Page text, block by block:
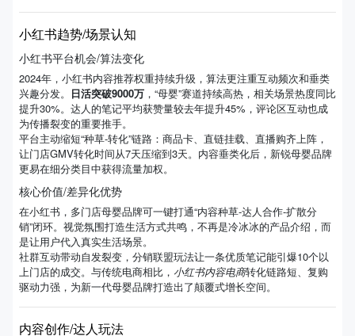
小红书趋势/场景认知
小红书平台机会/算法变化
2024年，小红书内容推荐权重持续升级，算法更注重互动频次和垂类
兴趣分发。 日活突破9000万 ，“母婴”赛道持续高热，相关场景热度同比
提升30%。达人的笔记平均获赞量较去年提升45%，评论区互动也成
为传播裂变的重要推手。
平台主动缩短“种草-转化”链路：商品卡、直链挂载、直播购齐上阵，
让门店GMV转化时间从7天压缩到3天。内容垂类化后，新锐母婴品牌
更易在细分类目中获得流量加权。
核心价值/差异化优势
在小红书，多门店母婴品牌可一键打通“内容种草-达人合作-扩散分
销”闭环。视觉氛围打造生活方式共鸣，不再是冷冰冰的产品介绍，而
是让用户代入真实生活场景。
社群互动带动自发裂变，分销联盟玩法让一条优质笔记能引爆10个以
上门店的成交。与传统电商相比， 小红书内容电商转化链路短、复购
驱动力强，为新一代母婴品牌打造出了颠覆式增长空间。
内容创作/达人玩法